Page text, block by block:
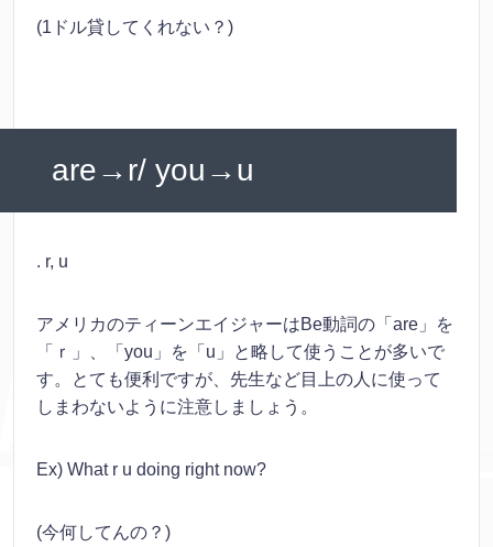
(1ドル貸してくれない？)
are→r/ you→u
. r, u
アメリカのティーンエイジャーはBe動詞の「are」を
「ｒ」、「you」を「u」と略して使うことが多いで
す。とても便利ですが、先生など目上の人に使って
しまわないように注意しましょう。
Ex) What r u doing right now?
(今何してんの？)